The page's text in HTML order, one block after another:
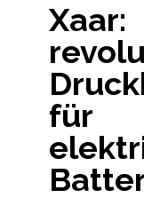
Xaar:
für